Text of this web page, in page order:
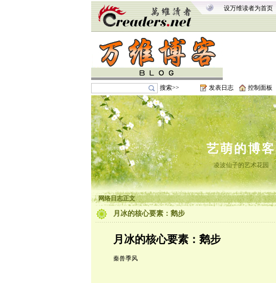
设万维读者为首页
搜索>> 发表日志 控制面板
艺萌的博客
凌波仙子的艺术花园
网络日志正文
月冰的核心要素：鹅步
月冰的核心要素：鹅步
秦兽季风